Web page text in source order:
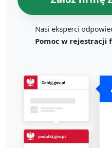
Nasi eksperci
Pomoc w rejestracji